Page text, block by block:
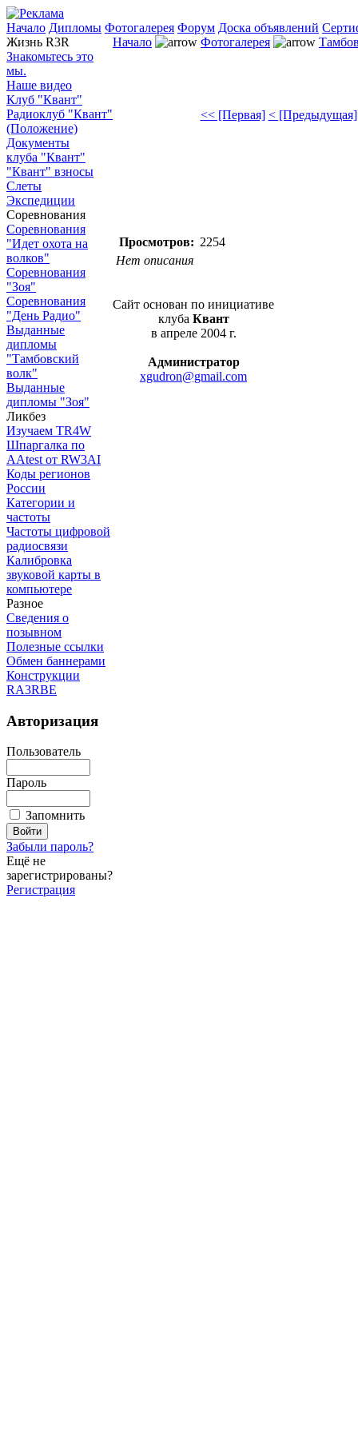
Начало Дипломы Фотогалерея Форум Доска объявлений
Жизнь R3R
Знакомьтесь это
мы.
Наше видео
Клуб "Квант"
Радиоклуб "Квант"
(Положение)
Документы
клуба "Квант"
"Квант" взносы
Слеты
Экспедиции
Соревнования
Соревнования
"Идет охота на
волков"
Соревнования
"Зоя"
Соревнования
"День Радио"
Выданные
дипломы
"Тамбовский
волк"
Выданные
дипломы "Зоя"
Ликбез
Изучаем TR4W
Шпаргалка по
AAtest от RW3AI
Коды регионов
России
Категории и
частоты
Частоты цифровой
радиосвязи
Калибровка
звуковой карты в
компьютере
Разное
Сведения о
позывном
Полезные ссылки
Обмен баннерами
Конструкции
RA3RBE
Авторизация
Пользователь
Пароль
Запомнить
Забыли пароль?
Ещё не
зарегистрированы?
Регистрация
Начало Фотогалерея
<< [Первая] < [Предыдущая]
Просмотров: 2254
Нет описания
Сайт основан по инициативе
клуба Квант
в апреле 2004 г.
Администратор
xgudron@gmail.com